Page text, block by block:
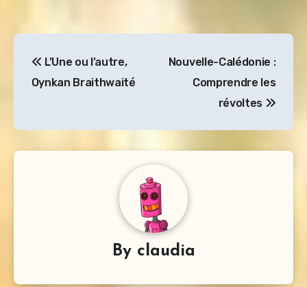
de
L’Une ou l’autre,
Oynkan Braithwaité
Nouvelle-Calédonie :
Comprendre les
révoltes
By claudia